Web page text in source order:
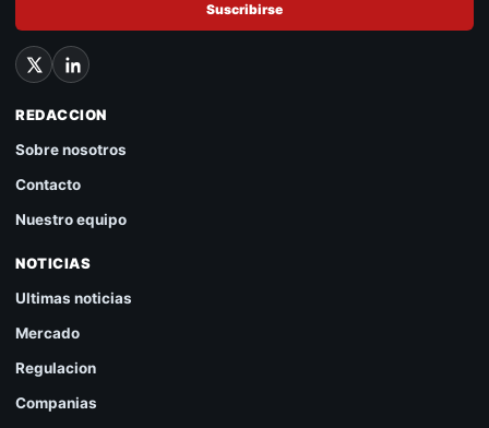
Suscribirse
REDACCION
Sobre nosotros
Contacto
Nuestro equipo
NOTICIAS
Ultimas noticias
Mercado
Regulacion
Companias